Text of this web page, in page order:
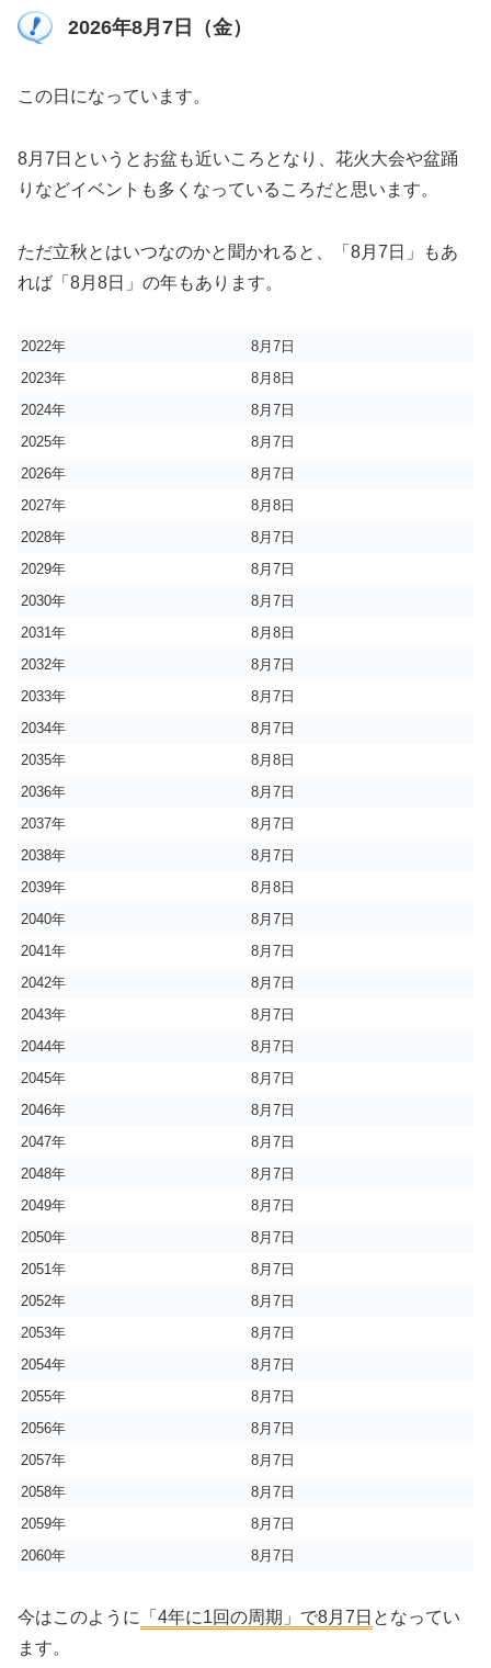
2026年8月7日（金）
この日になっています。
8月7日というとお盆も近いころとなり、花火大会や盆踊
りなどイベントも多くなっているころだと思います。
ただ立秋とはいつなのかと聞かれると、「8月7日」もあ
れば「8月8日」の年もあります。
2022年
8月7日
2023年
8月8日
2024年
8月7日
2025年
8月7日
2026年
8月7日
2027年
8月8日
2028年
8月7日
2029年
8月7日
2030年
8月7日
2031年
8月8日
2032年
8月7日
2033年
8月7日
2034年
8月7日
2035年
8月8日
2036年
8月7日
2037年
8月7日
2038年
8月7日
2039年
8月8日
2040年
8月7日
2041年
8月7日
2042年
8月7日
2043年
8月7日
2044年
8月7日
2045年
8月7日
2046年
8月7日
2047年
8月7日
2048年
8月7日
2049年
8月7日
2050年
8月7日
2051年
8月7日
2052年
8月7日
2053年
8月7日
2054年
8月7日
2055年
8月7日
2056年
8月7日
2057年
8月7日
2058年
8月7日
2059年
8月7日
2060年
8月7日
今はこのように 「4年に1回の周期」で8月7日 となってい
ます。